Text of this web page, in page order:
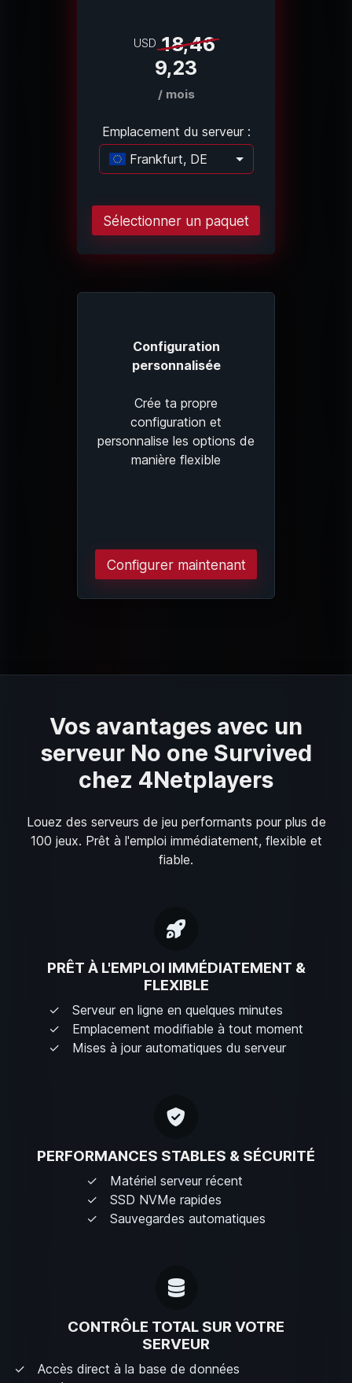
USD 18,46
9,23
/ mois
Emplacement du serveur :
Frankfurt, DE
Chargement..
Sélectionner un paquet
Configuration
personnalisée
Crée ta propre
configuration et
personnalise les options de
manière flexible
Configurer maintenant
Vos avantages avec un
serveur No one Survived
chez 4Netplayers
Louez des serveurs de jeu performants pour plus de
100 jeux. Prêt à l'emploi immédiatement, flexible et
fiable.
PRÊT À L'EMPLOI IMMÉDIATEMENT &
FLEXIBLE
Serveur en ligne en quelques minutes
Emplacement modifiable à tout moment
Mises à jour automatiques du serveur
PERFORMANCES STABLES & SÉCURITÉ
Matériel serveur récent
SSD NVMe rapides
Sauvegardes automatiques
CONTRÔLE TOTAL SUR VOTRE
SERVEUR
Accès direct à la base de données